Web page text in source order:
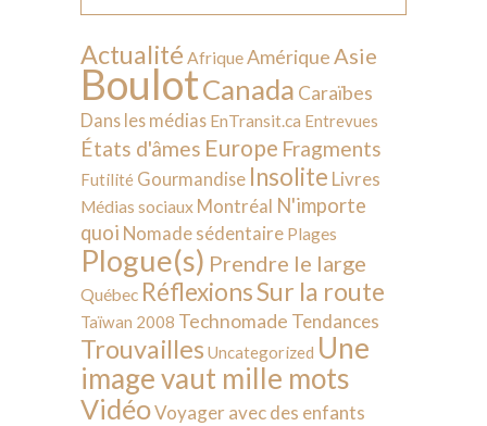
Actualité AfriqueAmérique Asie
BoulotCanada Caraïbes
Dans les médias EnTransit.ca Entrevues
États d'âmes Europe Fragments
Futilité Gourmandise Insolite Livres
Médias sociaux Montréal N'importe
quoi Nomade sédentaire Plages
Plogue(s) Prendre le large
Québec RéflexionsSur la route
Taïwan 2008 Technomade Tendances
Trouvailles Uncategorized Une
image vaut mille mots
VidéoVoyager avec des enfants